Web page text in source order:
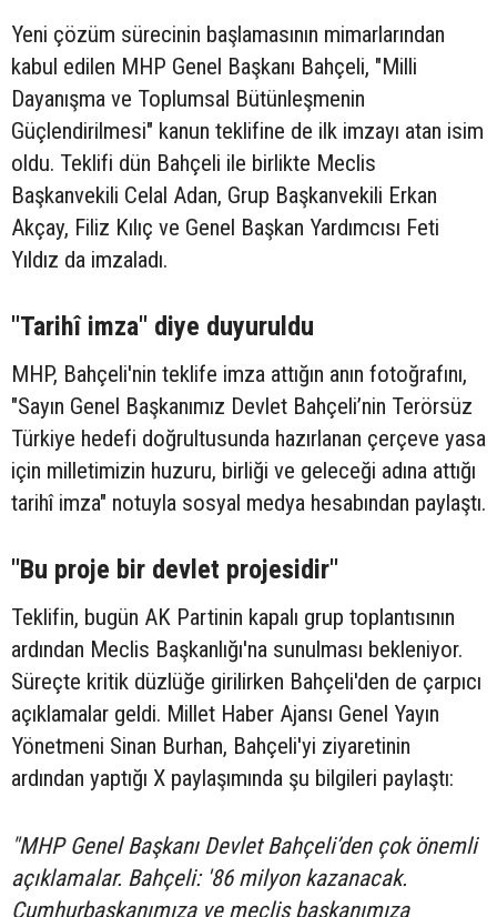
Yeni çözüm sürecinin başlamasının mimarlarından
kabul edilen MHP Genel Başkanı Bahçeli, "Milli
Dayanışma ve Toplumsal Bütünleşmenin
Güçlendirilmesi" kanun teklifine de ilk imzayı atan isim
oldu. Teklifi dün Bahçeli ile birlikte Meclis
Başkanvekili Celal Adan, Grup Başkanvekili Erkan
Akçay, Filiz Kılıç ve Genel Başkan Yardımcısı Feti
Yıldız da imzaladı.
"Tarihî imza" diye duyuruldu
MHP, Bahçeli'nin teklife imza attığın anın fotoğrafını,
"Sayın Genel Başkanımız Devlet Bahçeli’nin Terörsüz
Türkiye hedefi doğrultusunda hazırlanan çerçeve yasa
için milletimizin huzuru, birliği ve geleceği adına attığı
tarihî imza" notuyla sosyal medya hesabından paylaştı.
"Bu proje bir devlet projesidir"
Teklifin, bugün AK Partinin kapalı grup toplantısının
ardından Meclis Başkanlığı'na sunulması bekleniyor.
Süreçte kritik düzlüğe girilirken Bahçeli'den de çarpıcı
açıklamalar geldi. Millet Haber Ajansı Genel Yayın
Yönetmeni Sinan Burhan, Bahçeli'yi ziyaretinin
ardından yaptığı X paylaşımında şu bilgileri paylaştı:
"MHP Genel Başkanı Devlet Bahçeli’den çok önemli
açıklamalar. Bahçeli: '86 milyon kazanacak.
Cumhurbaşkanımıza ve meclis başkanımıza